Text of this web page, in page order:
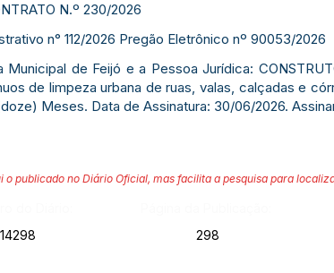
N.º 230/2026
n° 112/2026 Pregão Eletrônico nº 90053/2026
Municipal de Feijó e a Pessoa Jurídica:
de limpeza urbana de ruas, valas, calçadas e
Meses. Data de Assinatura: 30/06/2026.
o publicado no Diário Oficial, mas facilita a pesquisa para
14298
298